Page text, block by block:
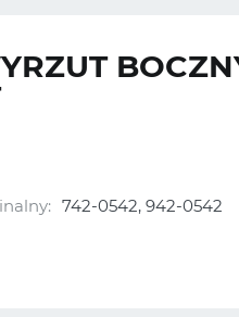
742-0542, 942-0542